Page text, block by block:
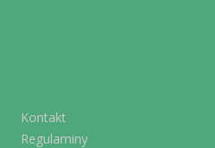
Kontakt
Regulaminy